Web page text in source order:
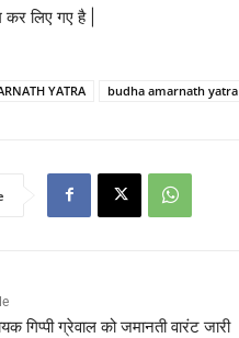
कर लिए गए है |
YATRA budha amarnath yatra
गिप्पी ग्रेवाल को जमानती वारंट जारी